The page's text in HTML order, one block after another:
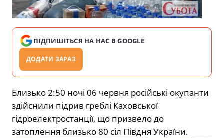
ПІДПИШІТЬСЯ НА НАС В GOOGLE
ДОДАТИ ЗАРАЗ
Близько 2:50 ночі 06 червня російські окупанти
здійснили підрив греблі Каховської
гідроелектростанції, що призвело до
затоплення близько 80 сіл Півдня України.